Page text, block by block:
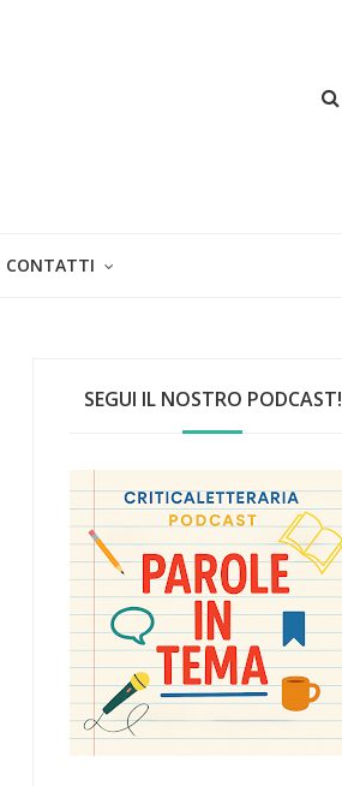
CONTATTI
SEGUI IL NOSTRO PODCAST!